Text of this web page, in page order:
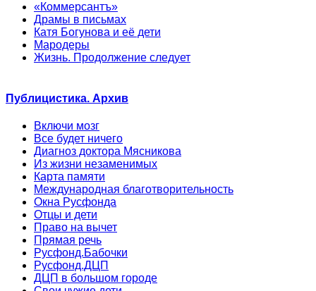
«Коммерсантъ»
Драмы в письмах
Катя Богунова и её дети
Мародеры
Жизнь. Продолжение следует
Публицистика. Архив
Включи мозг
Все будет ничего
Диагноз доктора Мясникова
Из жизни незаменимых
Карта памяти
Международная благотворительность
Окна Русфонда
Отцы и дети
Право на вычет
Прямая речь
Русфонд.Бабочки
Русфонд.ДЦП
ДЦП в большом городе